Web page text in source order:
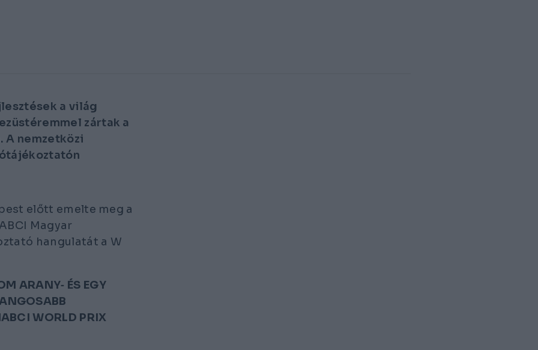
a világ
zártak a
A nemzetközi
előtt emelte meg a
Magyar
hangulatát a W
ARANY‑ ÉS EGY
WORLD PRIX